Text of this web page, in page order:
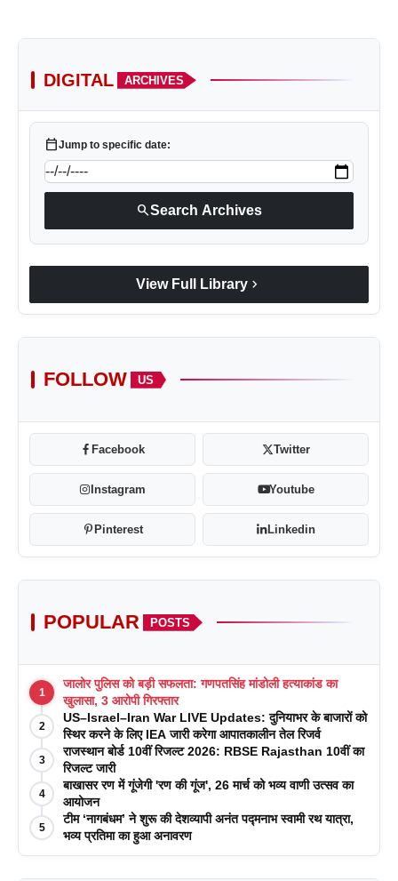
DIGITAL ARCHIVES
calendar_todayJump to specific date:
searchSearch Archives
View Full Library chevron_right
FOLLOW US
Facebook Twitter
Instagram Youtube
Pinterest Linkedin
POPULAR POSTS
1
जालोर पुलिस को बड़ी सफलता: गणपतसिंह मांडोली हत्याकांड का
खुलासा, 3 आरोपी गिरफ्तार
2
US–Israel–Iran War LIVE Updates: दुनियाभर के बाजारों को
स्थिर करने के लिए IEA जारी करेगा आपातकालीन तेल रिजर्व
3
राजस्थान बोर्ड 10वीं रिजल्ट 2026: RBSE Rajasthan 10वीं का
रिजल्ट जारी
4
बाखासर रण में गूंजेगी 'रण की गूंज', 26 मार्च को भव्य वाणी उत्सव का
आयोजन
5
टीम ‘नागबंधम’ ने शुरू की देशव्यापी अनंत पद्मनाभ स्वामी रथ यात्रा,
भव्य प्रतिमा का हुआ अनावरण